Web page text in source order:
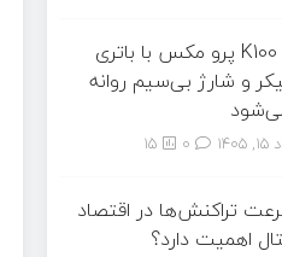
ردمی K100 پرو مکس با باتری
و شارژ بی‌سیم روانه
می‌شود
15
تراکنش‌ها در اقتصاد
اهمیت دارد؟